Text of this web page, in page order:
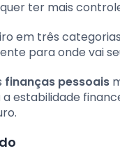
ter mais
em três
para onde vai
finanças pessoais
estabilidade